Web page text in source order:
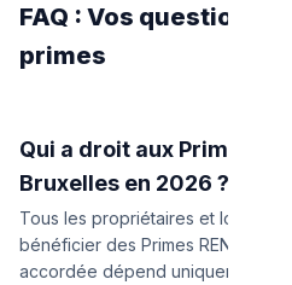
FAQ : Vos questions
primes
Qui a droit aux Primes
Bruxelles en 2026 ?
Tous les propriétaires et
bénéficier des Primes
accordée dépend uniquement